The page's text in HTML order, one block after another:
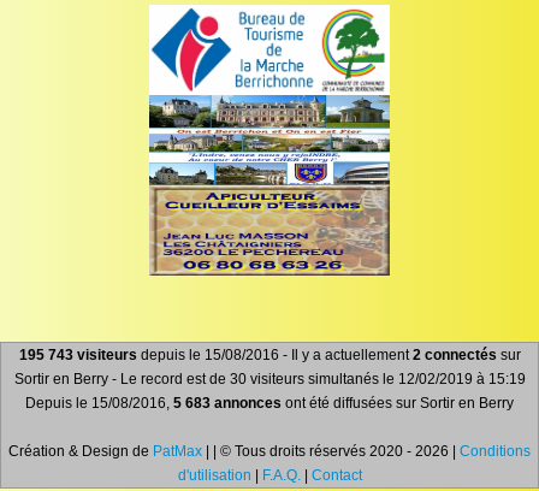
195 743 visiteurs depuis le 15/08/2016 - Il y a actuellement2 connectés sur
Sortir en Berry - Le record est de 30 visiteurs simultanés le 12/02/2019 à 15:19
Depuis le 15/08/2016, 5 683 annonces ont été diffusées sur Sortir en Berry
Création & Design de PatMax | | © Tous droits réservés 2020 - 2026 | Conditions
d'utilisation
F.A.Q.| Contact